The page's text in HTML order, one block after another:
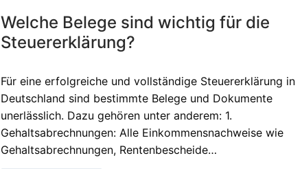
Welche Belege sind wichtig für die
Steuererklärung?
Für eine erfolgreiche und vollständige Steuererklärung in
Deutschland sind bestimmte Belege und Dokumente
unerlässlich. Dazu gehören unter anderem: 1.
Gehaltsabrechnungen: Alle Einkommensnachweise wie
Gehaltsabrechnungen, Rentenbescheide…